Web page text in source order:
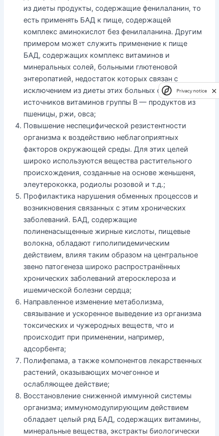
из диеты продукты, содержащие фенилаланин, то
есть применять БАД к пище, содержащей
комплекс аминокислот без фенилаланина. Другим
примером может служить применение к пище
БАД, содержащих комплекс витаминов и
минеральных солей, больными глютеновой
энтеропатией, недостаток которых связан с
исключением из диеты этих больных основных
источников витаминов группы В — продуктов из
пшеницы, ржи, овса;
Повышение неспецифической резистентности
организма к воздействию неблагоприятных
факторов окружающей среды. Для этих целей
широко используются вещества растительного
происхождения, созданные на основе женьшеня,
элеутерококка, родиолы розовой и т.д.;
Профилактика нарушения обменных процессов и
возникновения связанных с этим хронических
заболеваний. БАД, содержащие
полиненасыщенные жирные кислоты, пищевые
волокна, обладают гиполипидемическим
действием, влияя таким образом на центральное
звено патогенеза широко распространённых
хронических заболеваний атеросклероза и
ишемической болезни сердца;
Направленное изменение метаболизма,
связывание и ускоренное выведение из организма
токсических и чужеродных веществ, что и
происходит при применении, например,
адсорбента;
Полифепама, а также компонентов лекарственных
растений, оказывающих мочегонное и
ослабляющее действие;
Восстановление сниженной иммунной системы
организма; иммуномодулирующим действием
обладает целый ряд БАД, содержащих витамины,
минеральные вещества, экстракты биологически
Privacy notice